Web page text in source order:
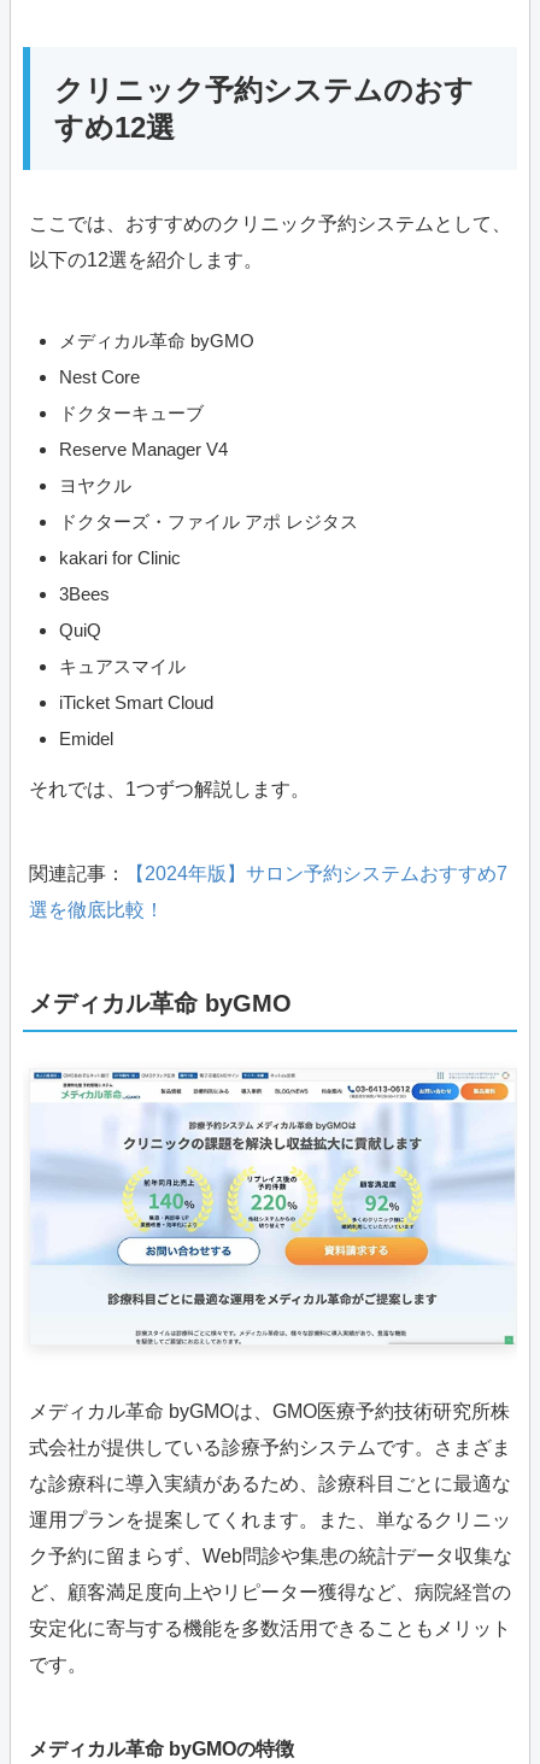
クリニック予約システムのおす
すめ12選
ここでは、おすすめのクリニック予約システムとして、
以下の12選を紹介します。
メディカル革命 byGMO
Nest Core
ドクターキューブ
Reserve Manager V4
ヨヤクル
ドクターズ・ファイル アポ レジタス
kakari for Clinic
3Bees
QuiQ
キュアスマイル
iTicket Smart Cloud
Emidel
それでは、1つずつ解説します。
関連記事：
【2024年版】サロン予約システムおすすめ7
選を徹底比較！
メディカル革命 byGMO
メディカル革命 byGMOは、GMO医療予約技術研究所株
式会社が提供している診療予約システムです。さまざま
な診療科に導入実績があるため、診療科目ごとに最適な
運用プランを提案してくれます。また、単なるクリニッ
ク予約に留まらず、Web問診や集患の統計データ収集な
ど、顧客満足度向上やリピーター獲得など、病院経営の
安定化に寄与する機能を多数活用できることもメリット
です。
メディカル革命 byGMOの特徴